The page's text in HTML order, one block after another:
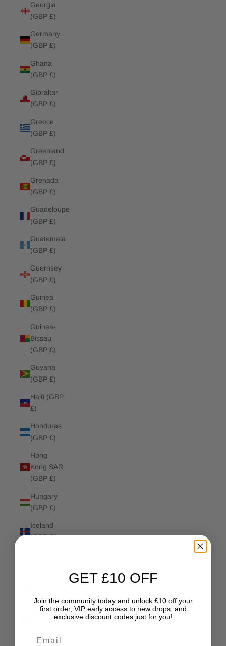
Georgia
(GBP £)
Germany
(GBP £)
Ghana
(GBP £)
Gibraltar
(GBP £)
Greece
(GBP £)
Greenland
(GBP £)
Grenada
(GBP £)
Guadeloupe
(GBP £)
Guatemala
(GBP £)
Guernsey
(GBP £)
Guinea
(GBP £)
Guinea-
Bissau
(GBP £)
Guyana
(GBP £)
Haiti (GBP
£)
Honduras
(GBP £)
Hong
Kong SAR
(GBP £)
Hungary
(GBP £)
Iceland
(GBP £)
Iraq (GBP
Ireland
GET £10 OFF
Join the community today and unlock £10 off your
first order, VIP early access to new drops, and
exclusive discount codes just for you!